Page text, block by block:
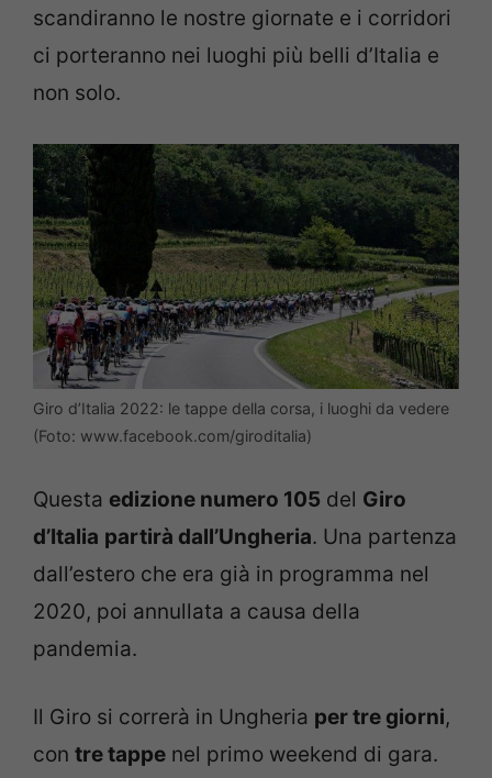
scandiranno le nostre giornate e i corridori
ci porteranno nei luoghi più belli d’Italia e
non solo.
Giro d’Italia 2022: le tappe della corsa, i luoghi da vedere
(Foto: www.facebook.com/giroditalia)
Questa edizione numero 105 del Giro
d’Italia partirà dall’Ungheria. Una partenza
dall’estero che era già in programma nel
2020, poi annullata a causa della
pandemia.
Il Giro si correrà in Ungheria per tre giorni,
con tre tappe nel primo weekend di gara.